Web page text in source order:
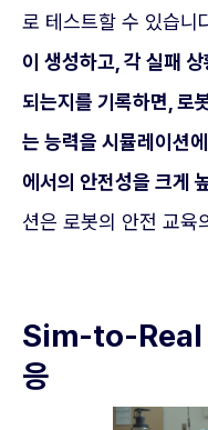
로 테스트할 수 있습니
이 생성하고, 각 실패
되는지를 기록하면, 로
는 능력을 시뮬레이션
에서의 안전성을 크게
션은 로봇의 안전 교육
Sim-to-Real
응